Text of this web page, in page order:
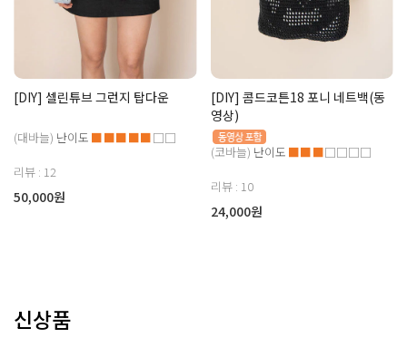
[DIY] 셀린튜브 그런지 탑다운
(대바늘) 난이도 ■■■■■□□
리뷰 : 12
50,000원
[DIY] 콤드코튼18 포니 네트백(동
영상)
(코바늘) 난이도 ■■■□□□□
리뷰 : 10
24,000원
신상품